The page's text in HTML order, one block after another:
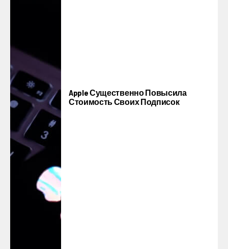
Apple Существенно Повысила
Стоимость Своих Подписок